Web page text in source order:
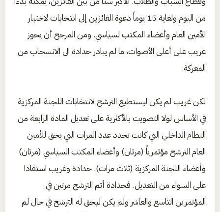
من اليوم ولغاية 15 يوماً دعوة الفائزين إلى انتخابات لاختيار
الأمين العام وأعضاء المكتب لسياسي. ومن المرجح أن يحوز
غريب على أعلى الأصوات، ما لم يبادر حدادة الى الانسحاب من
المعركة.
لكن غريب لم يكن ليستطيع الترشح لانتخابات اللجنة المركزية
في الأساس لولا التصويت بالأكثرية على تعديل المادة الرابعة من
النظام الداخلي التي كانت تحدد عدد المرات التي يحق للأمين
العام الترشح مؤتمرياً (مرتان) وأعضاء المكتب السياسي (مرتان)
وأعضاء اللجنة المركزية (ثلاث مرات). حدادة وغريب استفادا
على السواء من التعديل. فحدادة أتم الترشح مرتين في
المؤتمرين التاسع والعاشر ولم يكن ليحق له الترشح في حال لم